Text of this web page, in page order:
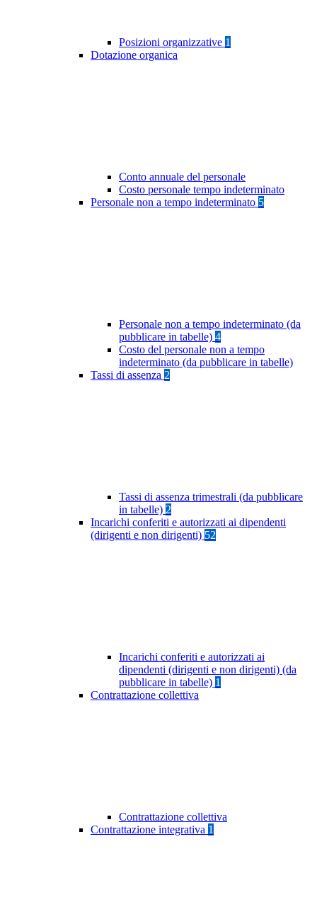
Posizioni organizzative 1
Dotazione organica
Conto annuale del personale
Costo personale tempo indeterminato
Personale non a tempo indeterminato 5
Personale non a tempo indeterminato (da
pubblicare in tabelle) 4
Costo del personale non a tempo
indeterminato (da pubblicare in tabelle)
Tassi di assenza 2
Tassi di assenza trimestrali (da pubblicare
in tabelle) 2
Incarichi conferiti e autorizzati ai dipendenti
(dirigenti e non dirigenti) 52
Incarichi conferiti e autorizzati ai
dipendenti (dirigenti e non dirigenti) (da
pubblicare in tabelle) 1
Contrattazione collettiva
Contrattazione collettiva
Contrattazione integrativa 1